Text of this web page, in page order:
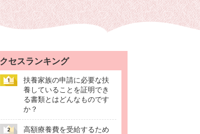
セスランキング
扶養家族の申請に必要な扶
養していることを証明でき
る書類とはどんなものです
か？
高額療養費を受給するため